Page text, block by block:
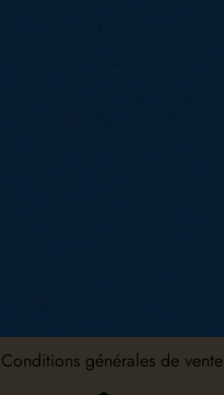
Conditions générales de vente